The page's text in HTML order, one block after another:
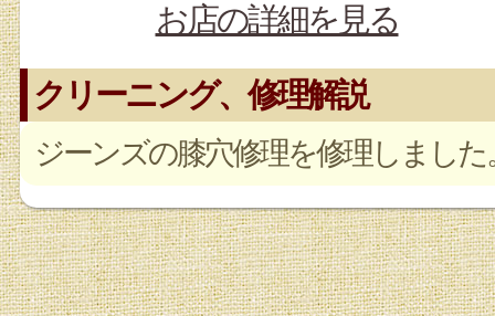
お店の詳細を見る
クリーニング、修理解説
ジーンズの膝穴修理を修理しました